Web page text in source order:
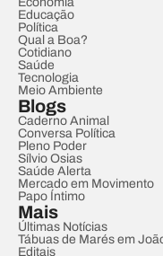
Educação
Política
Qual a Boa?
Cotidiano
Saúde
Tecnologia
Meio Ambiente
Blogs
Caderno Animal
Conversa Política
Pleno Poder
Sílvio Osias
Saúde Alerta
Mercado em Movimento
Papo Íntimo
Mais
Últimas Notícias
Tábuas de Marés em
Editais